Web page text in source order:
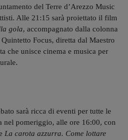
del Terre d’Arezzo Music
Alle 21:15 sarà proiettato il film
gola, accompagnato dalla colonna
Focus, diretta dal Maestro
che unisce cinema e musica per
sarà ricca di eventi per tutte le
nel pomeriggio, alle ore 16:00, con
La carota azzurra. Come lottare